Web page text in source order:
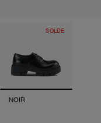
SOLDE
NOIR